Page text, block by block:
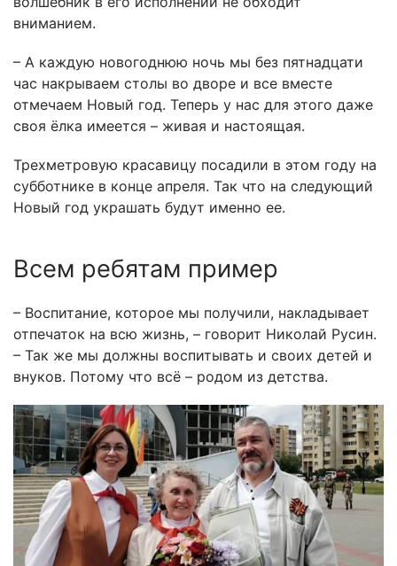
вниманием.
– А каждую новогоднюю ночь мы без пятнадцати
час накрываем столы во дворе и все вместе
отмечаем Новый год. Теперь у нас для этого даже
своя ёлка имеется – живая и настоящая.
Трехметровую красавицу посадили в этом году на
субботнике в конце апреля. Так что на следующий
Новый год украшать будут именно ее.
Всем ребятам пример
– Воспитание, которое мы получили, накладывает
отпечаток на всю жизнь, – говорит Николай Русин.
– Так же мы должны воспитывать и своих детей и
внуков. Потому что всё – родом из детства.